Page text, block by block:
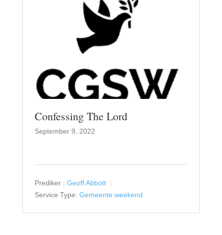
Confessing The Lord
September 9, 2022
Prediker : Geoff Abbott
Service Type: Gemeente weekend